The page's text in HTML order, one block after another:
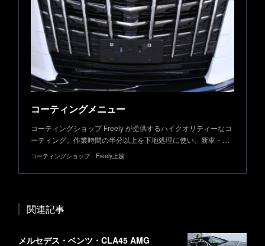
コーティングメニュー
コーティングショップ Freely が提供するハイクオリティーなコ
ーティング。作業時間の半分以上を下地処理に使い、新車・…
コーティングショップ Freely上越
関連記事
メルセデス・ベンツ・CLA45 AMG